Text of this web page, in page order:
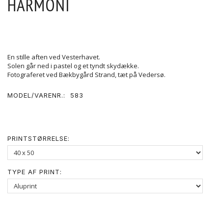
HARMONI
En stille aften ved Vesterhavet.
Solen går ned i pastel og et tyndt skydække.
Fotograferet ved Bækbygård Strand, tæt på Vedersø.
MODEL/VARENR.: 583
PRINTSTØRRELSE:
TYPE AF PRINT: